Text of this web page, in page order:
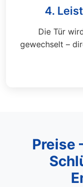
4.
Die Tür
gewechselt –
Preise